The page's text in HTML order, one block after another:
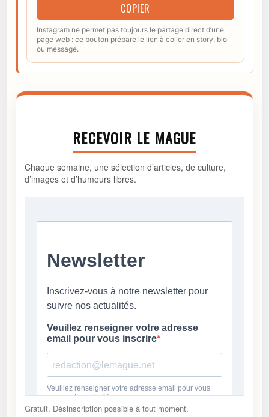
COPIER
Instagram ne permet pas toujours le partage direct d’une
page web : ce bouton prépare le lien à coller en story, bio
ou message.
RECEVOIR LE MAGUE
Chaque semaine, une sélection d’articles, de culture,
d’images et d’humeurs libres.
Gratuit. Désinscription possible à tout moment.